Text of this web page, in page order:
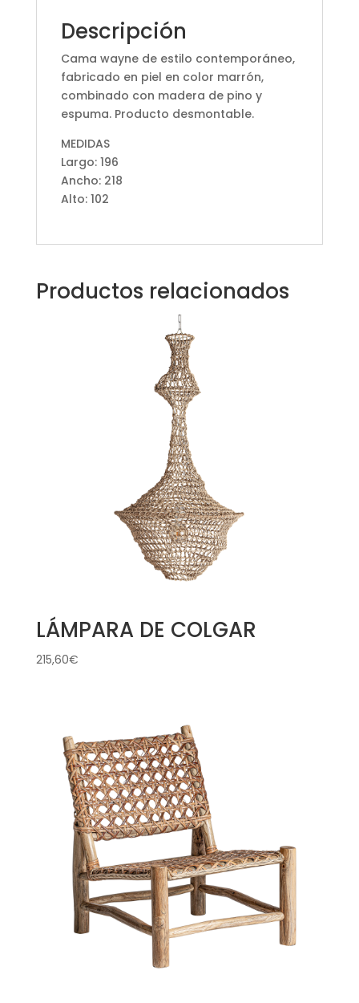
Descripción
Cama wayne de estilo contemporáneo,
fabricado en piel en color marrón,
combinado con madera de pino y
espuma. Producto desmontable.
MEDIDAS
Largo: 196
Ancho: 218
Alto: 102
Productos relacionados
LÁMPARA DE COLGAR
215,60€